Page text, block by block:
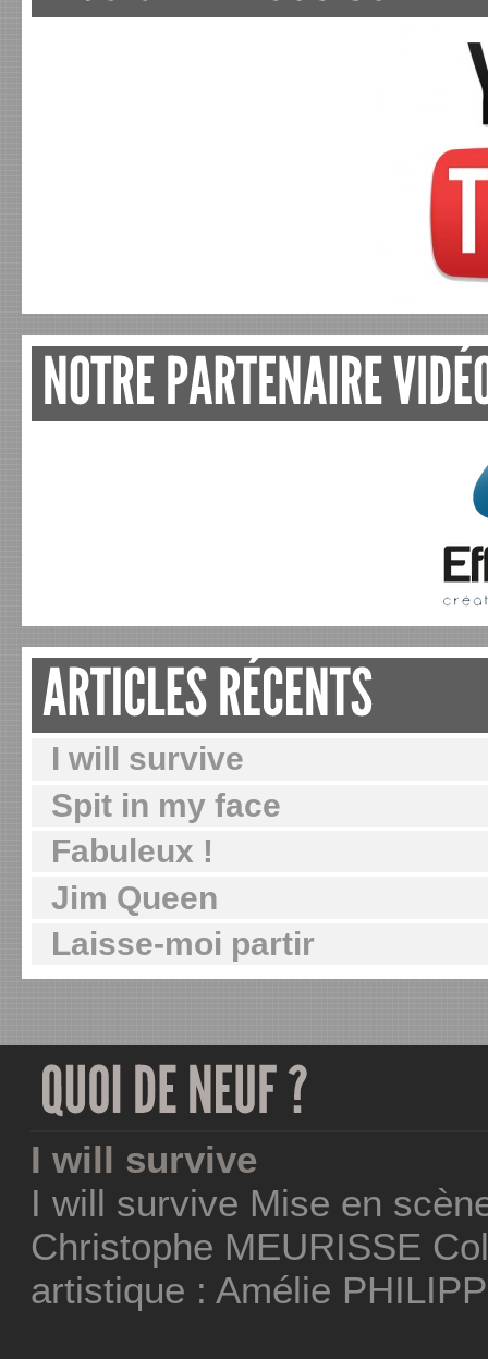
I will survive
Spit in my face
Fabuleux !
Jim Queen
Laisse-moi partir
I will survive
I will survive Mise en
Christophe MEURISSE
artistique : Amélie